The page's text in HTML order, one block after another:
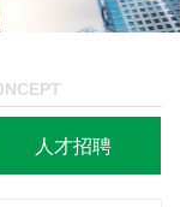
人才招聘